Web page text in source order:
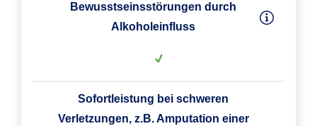
Bewusstseinsstörungen durch
Alkoholeinfluss
Sofortleistung bei schweren
Verletzungen, z.B. Amputation einer